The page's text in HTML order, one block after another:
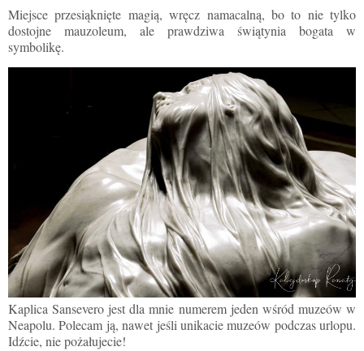
Miejsce przesiąknięte magią, wręcz namacalną, bo to nie tylko
dostojne mauzoleum, ale prawdziwa świątynia bogata w
symbolikę.
Kaplica Sansevero jest dla mnie numerem jeden wśród muzeów w
Neapolu. Polecam ją, nawet jeśli unikacie muzeów podczas urlopu.
Idźcie, nie pożałujecie!